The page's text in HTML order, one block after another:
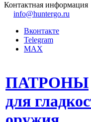
Контактная информация
info@huntergo.ru
Вконтакте
Telegram
MAX
ПАТРОНЫ
для